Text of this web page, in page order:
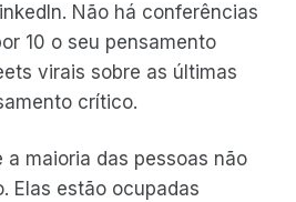
Não há conferências
10 o seu pensamento
virais sobre as últimas
crítico.
a maioria das pessoas não
Elas estão ocupadas